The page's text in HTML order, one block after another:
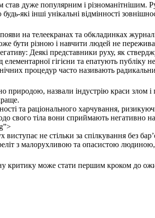
став дуже популярним і різноманітнішим.
які інші унікальні відмінності
на телеекранах та обкладинках
бути різною і навчити людей не
Деякі представники руху, як
гігієни та епатують
процедур часто називають
природою, назвали індустрію краси злом
та раціонального харчування,
свого тіла вони сприймають негативно
не стільки за спілкування без
з малорухливою та опасистою
критику може стати першим кроком до